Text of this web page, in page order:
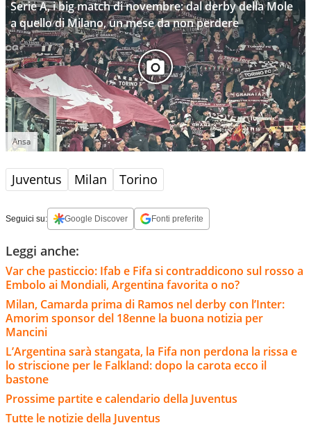
Serie A, i big match di novembre: dal derby della Mole
a quello di Milano, un mese da non perdere
Ansa
Juventus Milan Torino
Seguici su: Google Discover Fonti preferite
Leggi anche:
Var che pasticcio: Ifab e Fifa si contraddicono sul rosso a
Embolo ai Mondiali, Argentina favorita o no?
Milan, Camarda prima di Ramos nel derby con l’Inter:
Amorim sponsor del 18enne la buona notizia per
Mancini
L’Argentina sarà stangata, la Fifa non perdona la rissa e
lo striscione per le Falkland: dopo la carota ecco il
bastone
Prossime partite e calendario della Juventus
Tutte le notizie della Juventus